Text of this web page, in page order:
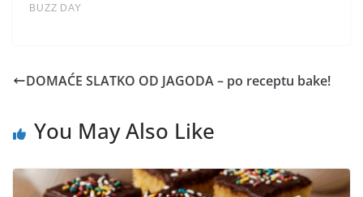
DOMAĆE SLATKO OD JAGODA – po receptu bake!
You May Also Like